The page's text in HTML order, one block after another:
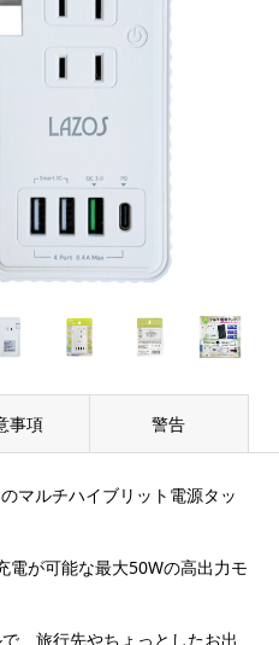
事項 警告
マルチハイブリット電源タッ
電が可能な最大50Wの高出力モ
、旅行先やちょっとしたお出